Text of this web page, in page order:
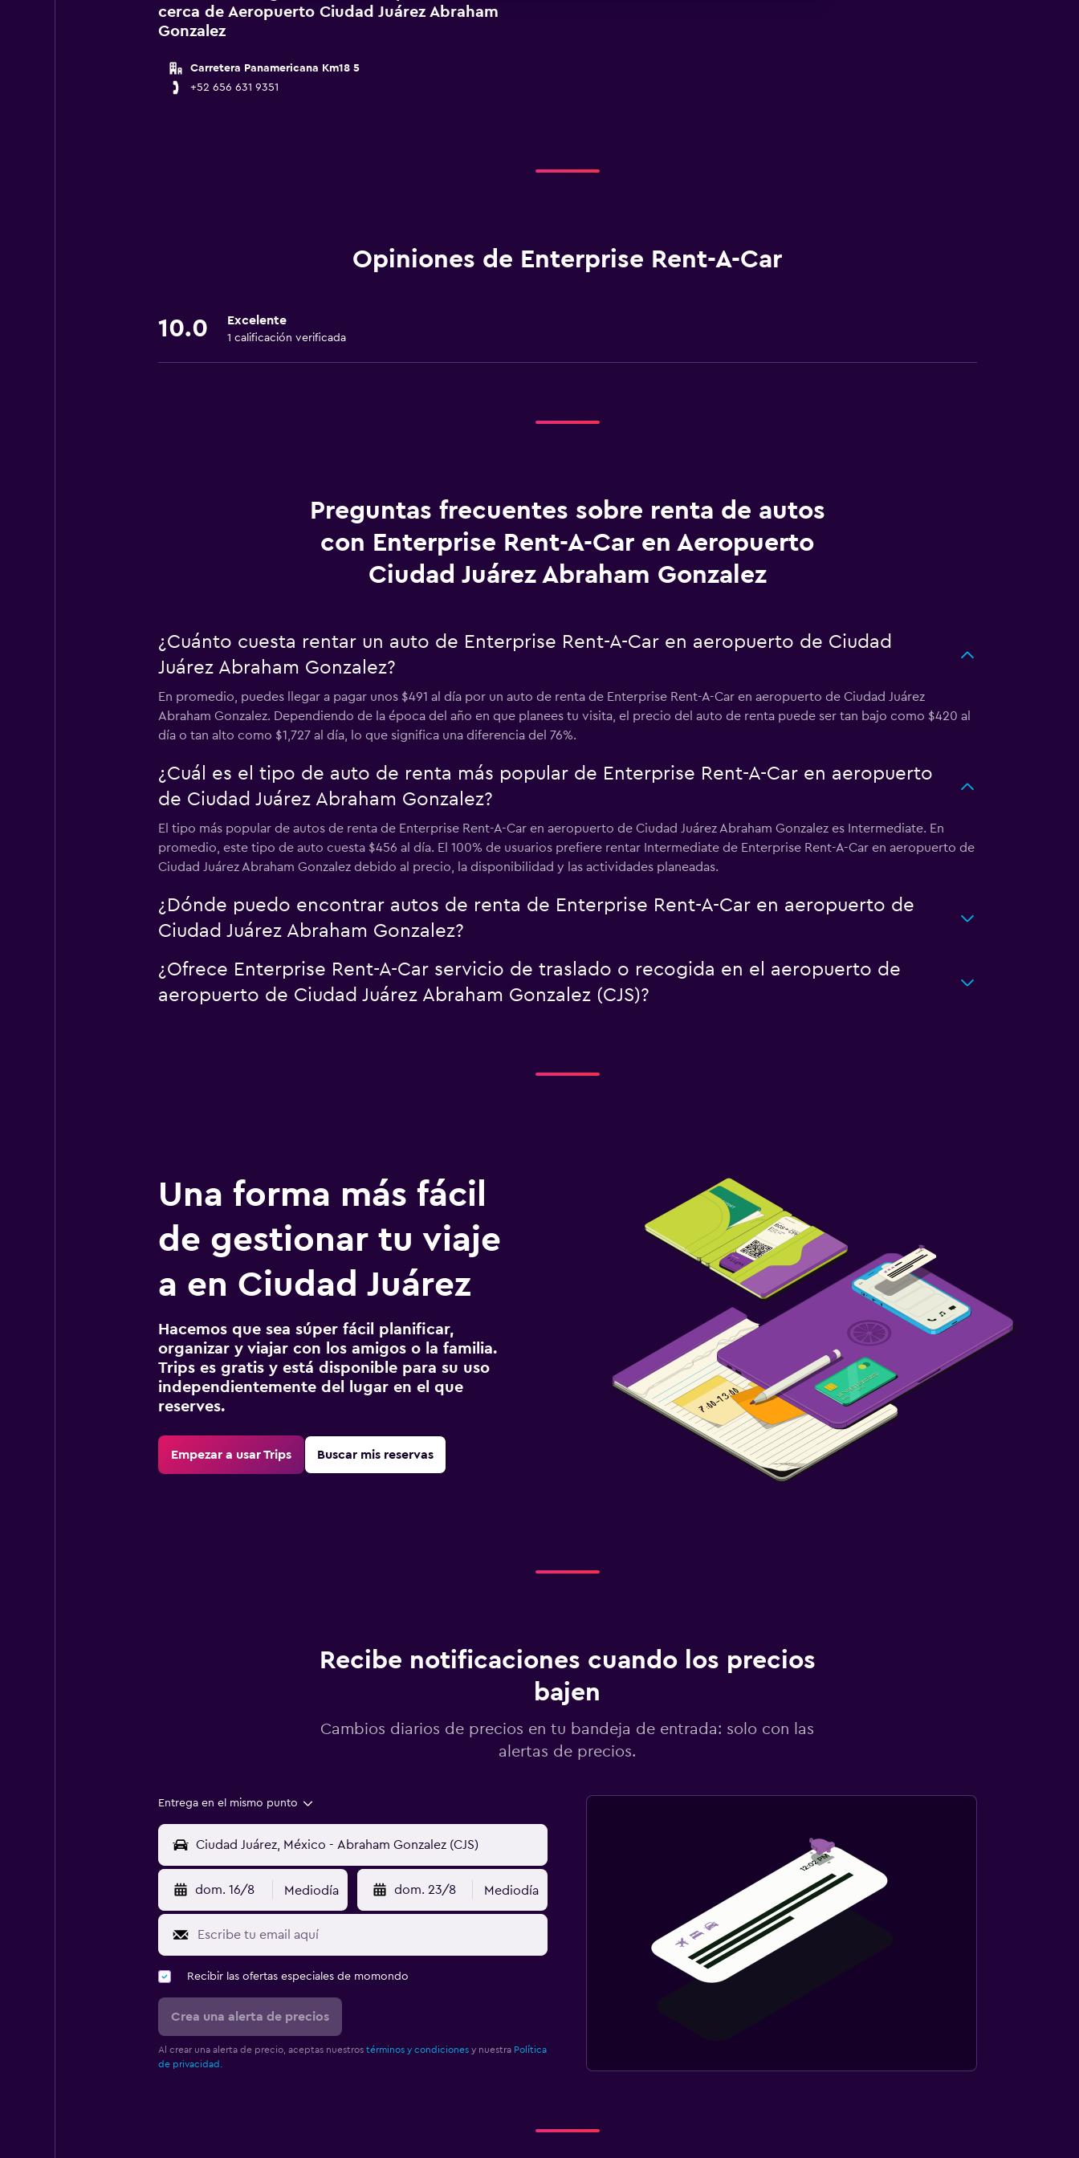
cerca de Aeropuerto Ciudad Juárez Abraham
Gonzalez
Carretera Panamericana Km18 5
+52 656 631 9351
Opiniones de Enterprise Rent-A-Car
10.0 Excelente
1 calificación verificada
Preguntas frecuentes sobre renta de autos
con Enterprise Rent-A-Car en Aeropuerto
Ciudad Juárez Abraham Gonzalez
¿Cuánto cuesta rentar un auto de Enterprise Rent-A-Car en aeropuerto de Ciudad
Juárez Abraham Gonzalez?
En promedio, puedes llegar a pagar unos $491 al día por un auto de renta de Enterprise Rent-A-Car en aeropuerto de Ciudad Juárez
Abraham Gonzalez. Dependiendo de la época del año en que planees tu visita, el precio del auto de renta puede ser tan bajo como $420 al
día o tan alto como $1,727 al día, lo que significa una diferencia del 76%.
¿Cuál es el tipo de auto de renta más popular de Enterprise Rent-A-Car en aeropuerto
de Ciudad Juárez Abraham Gonzalez?
El tipo más popular de autos de renta de Enterprise Rent-A-Car en aeropuerto de Ciudad Juárez Abraham Gonzalez es Intermediate. En
promedio, este tipo de auto cuesta $456 al día. El 100% de usuarios prefiere rentar Intermediate de Enterprise Rent-A-Car en aeropuerto de
Ciudad Juárez Abraham Gonzalez debido al precio, la disponibilidad y las actividades planeadas.
¿Dónde puedo encontrar autos de renta de Enterprise Rent-A-Car en aeropuerto de
Ciudad Juárez Abraham Gonzalez?
¿Ofrece Enterprise Rent-A-Car servicio de traslado o recogida en el aeropuerto de
aeropuerto de Ciudad Juárez Abraham Gonzalez (CJS)?
Una forma más fácil
de gestionar tu viaje
a en Ciudad Juárez
Hacemos que sea súper fácil planificar,
organizar y viajar con los amigos o la familia.
Trips es gratis y está disponible para su uso
independientemente del lugar en el que
reserves.
Empezar a usar Trips Buscar mis reservas
Recibe notificaciones cuando los precios
bajen
Cambios diarios de precios en tu bandeja de entrada: solo con las
alertas de precios.
Entrega en el mismo punto
dom. 16/8 Mediodía dom. 23/8 Mediodía
Recibir las ofertas especiales de momondo
Crea una alerta de precios
Al crear una alerta de precio, aceptas nuestros términos y condicionesy nuestra Política
de privacidad.